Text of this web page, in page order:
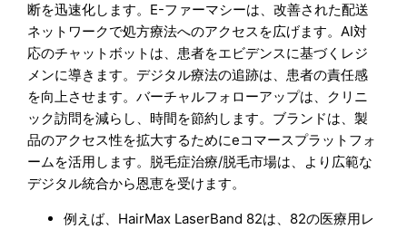
断を迅速化します。E-ファーマシーは、改善された配送
ネットワークで処方療法へのアクセスを広げます。AI対
応のチャットボットは、患者をエビデンスに基づくレジ
メンに導きます。デジタル療法の追跡は、患者の責任感
を向上させます。バーチャルフォローアップは、クリニ
ック訪問を減らし、時間を節約します。ブランドは、製
品のアクセス性を拡大するためにeコマースプラットフォ
ームを活用します。脱毛症治療/脱毛市場は、より広範な
デジタル統合から恩恵を受けます。
例えば、HairMax LaserBand 82は、82の医療用レ